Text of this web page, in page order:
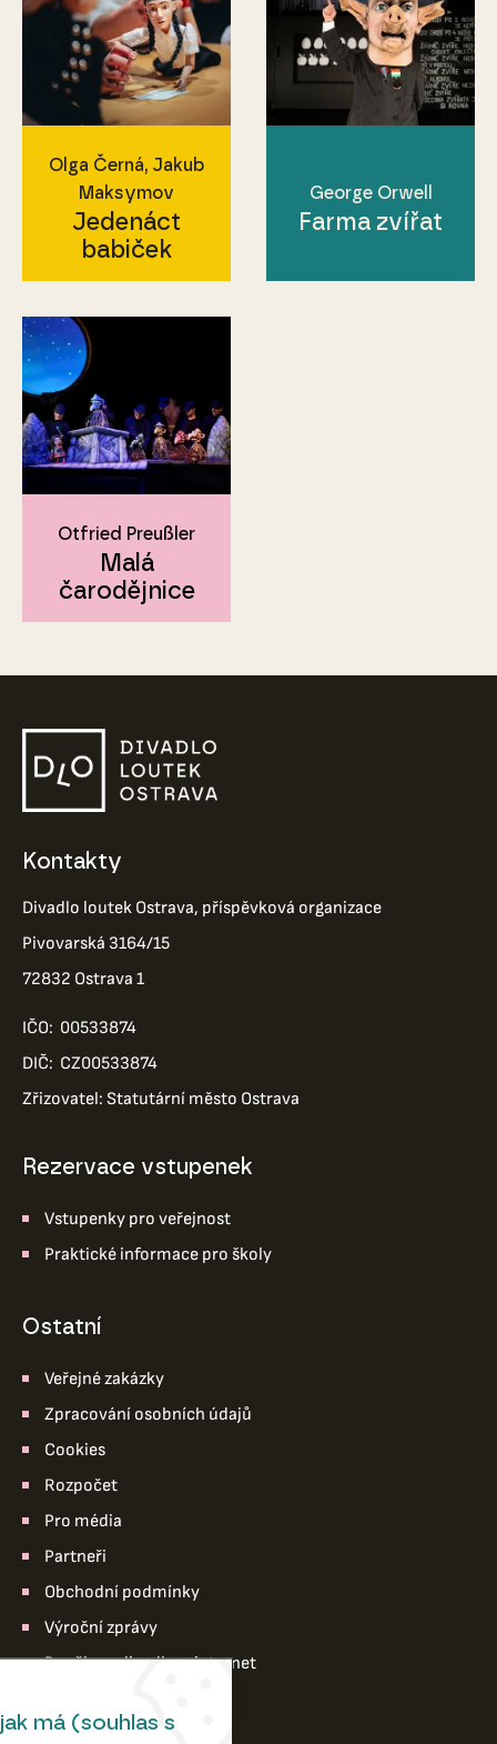
Olga Černá, Jakub
Maksymov
Jedenáct
babiček
George Orwell
Farma zvířat
Otfried Preußler
Malá
čarodějnice
Kontakty
Divadlo loutek Ostrava, příspěvková organizace
Pivovarská 3164/15
72832 Ostrava 1
IČO: 00533874
DIČ: CZ00533874
Zřizovatel: Statutární město Ostrava
Rezervace vstupenek
Vstupenky pro veřejnost
Praktické informace pro školy
ostatní
Veřejné zakázky
Zpracování osobních údajů
Cookies
Rozpočet
Pro média
Partneři
Obchodní podmínky
Výroční zprávy
Pro členy divadla – intranet
má (souhlas s